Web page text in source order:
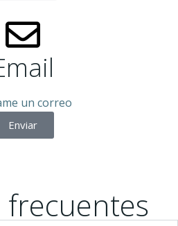
un correo
Enviar
frecuentes